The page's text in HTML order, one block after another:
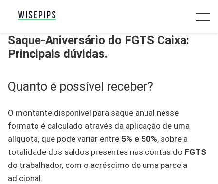
Saque-Aniversário do FGTS Caixa:
Principais dúvidas.
Quanto é possível receber?
O montante disponível para saque anual nesse
formato é calculado através da aplicação de uma
alíquota, que pode variar entre 5% e 50%, sobre a
totalidade dos saldos presentes nas contas do FGTS
do trabalhador, com o acréscimo de uma parcela
adicional.